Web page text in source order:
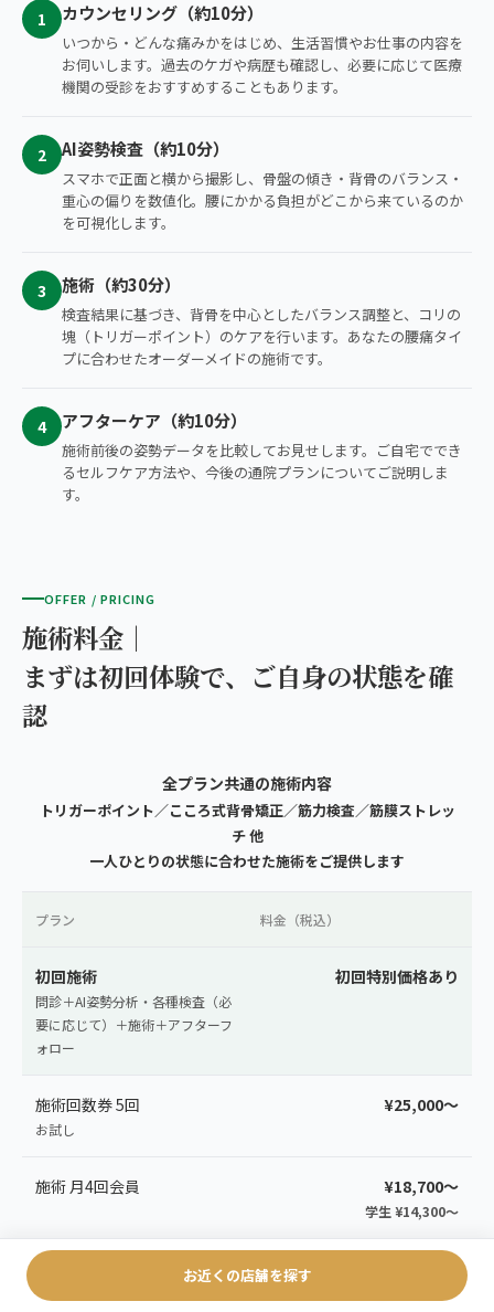
1 カウンセリング（約10分）
いつから・どんな痛みかをはじめ、生活習慣やお仕事の内容を
お伺いします。過去のケガや病歴も確認し、必要に応じて医療
機関の受診をおすすめすることもあります。
2 AI姿勢検査（約10分）
スマホで正面と横から撮影し、骨盤の傾き・背骨のバランス・
重心の偏りを数値化。腰にかかる負担がどこから来ているのか
を可視化します。
3 施術（約30分）
検査結果に基づき、背骨を中心としたバランス調整と、コリの
塊（トリガーポイント）のケアを行います。あなたの腰痛タイ
プに合わせたオーダーメイドの施術です。
4 アフターケア（約10分）
施術前後の姿勢データを比較してお見せします。ご自宅ででき
るセルフケア方法や、今後の通院プランについてご説明しま
す。
OFFER / PRICING
施術料金｜
まずは初回体験で、ご自身の状態を確
認
全プラン共通の施術内容
トリガーポイント／こころ式背骨矯正／筋力検査／筋膜ストレッ
チ 他
一人ひとりの状態に合わせた施術をご提供します
プラン 料金（税込）
初回施術
問診＋AI姿勢分析・各種検査（必
要に応じて）＋施術＋アフターフ
ォロー
初回特別価格あり
施術回数券 5回
お試し
¥25,000〜
施術 月4回会員 ¥18,700〜
学生 ¥14,300〜
学生 ¥23,100〜
お近くの店舗を探す